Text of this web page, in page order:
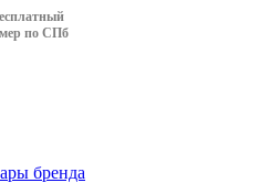
по СПб
бренда